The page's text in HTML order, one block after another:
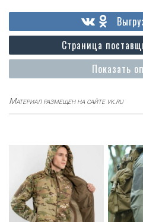
Показать
Страница
Материал размещен на сайте vk.ru